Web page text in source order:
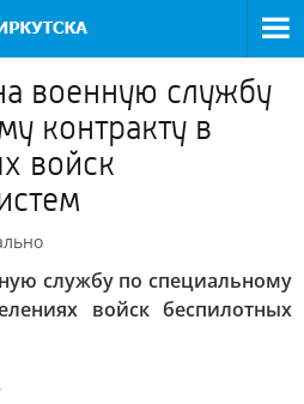
военную службу
контракту в
войск
службу по специальному
войск беспилотных